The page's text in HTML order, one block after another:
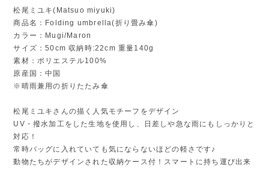
松尾ミユキ(Matsuo miyuki)
商品名：Folding umbrella(折り畳み傘)
カラー：Mugi/Maron
サイズ：50cm 収納時:22cm 重量140g
素材：ポリエステル100%
原産国：中国
※晴雨兼用の折りたたみ傘
松尾ミユキさんの描く人気モチーフをデザイン
UV・撥水加工をした生地を使用し、日差しや急な雨にもしっかりと
対応！
常時バッグに入れていても気にならないほどの軽さです♪
動物たちがデザインされた収納ケース付！スマートに持ち運び出来